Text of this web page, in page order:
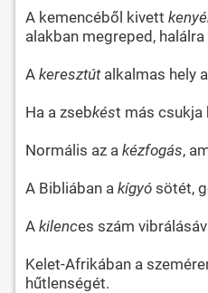
A kemencéből kivett
alakban megreped,
A keresztútalkalmas hely
Ha a zsebkést más csukja
Normális az a kézfogás,
A Bibliában a kígyósötét,
A kilences szám
Kelet-Afrikában a
hűtlenségét.